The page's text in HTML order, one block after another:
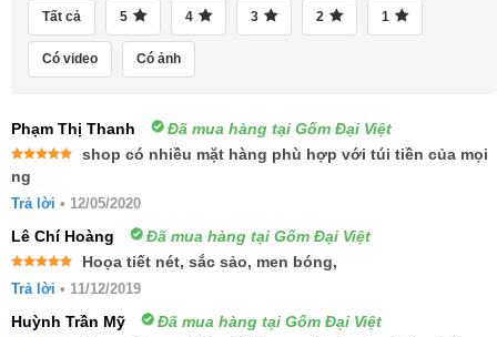
Tất cả 5 4 3 2 1
Có video Có ảnh
Phạm Thị Thanh Đã mua hàng tại Gốm Đại Việt
Được xếp
hạng
sao
shop có nhiều mặt hàng phù hợp với túi tiền của mọi
ng
Trả lời • 12/05/2020
Lê Chí Hoàng Đã mua hàng tại Gốm Đại Việt
Được xếp
hạng55
Hoọa tiết nét, sắc sảo, men bóng,
Trả lời • 11/12/2019
Huỳnh Trần Mỹ Đã mua hàng tại Gốm Đại Việt